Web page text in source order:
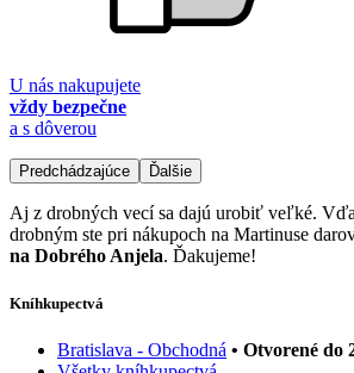
U nás nakupujete
vždy bezpečne
a s dôverou
Predchádzajúce Ďalšie
Aj z drobných vecí sa dajú urobiť veľké.
drobným ste pri nákupoch na Martinuse
na Dobrého Anjela. Ďakujeme!
Kníhkupectvá
Bratislava - Obchodná • Otvorené do